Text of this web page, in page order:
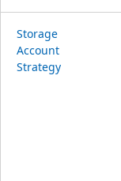
Storage
Account
Strategy